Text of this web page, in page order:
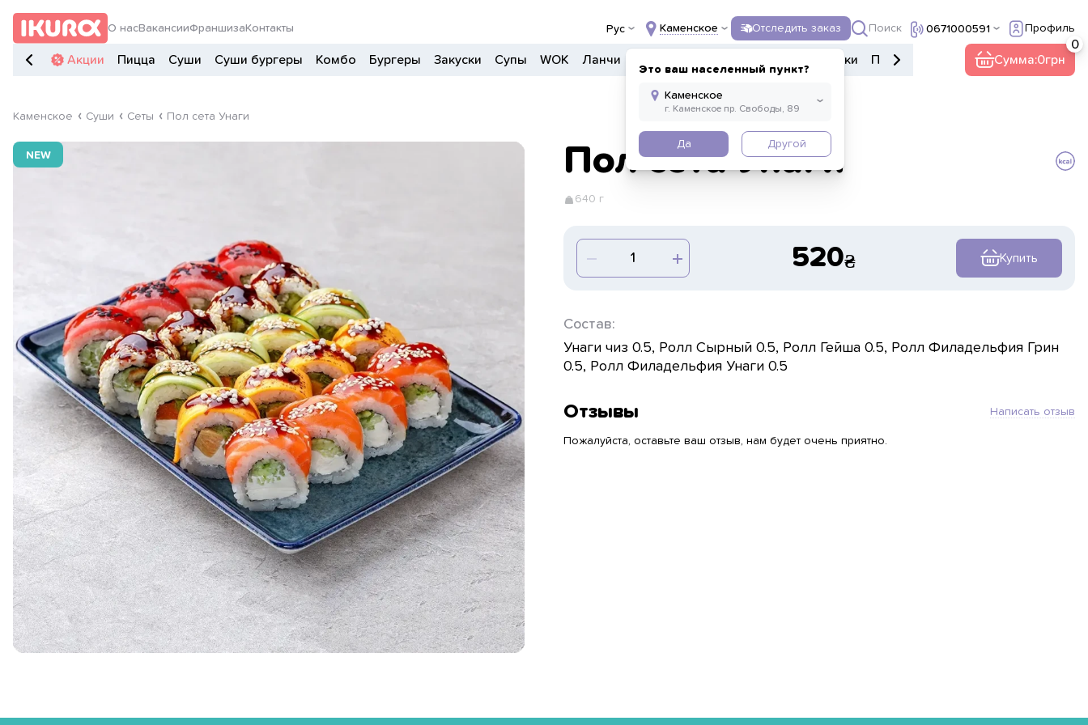
О насВакансииФраншиза Контакты Рус Каменское
Это ваш населенный пункт?
Да Другой
Отследить заказ Поиск 0671000591 Профиль
Акции Пицца Суши Суши бургеры Комбо Бургеры Закуски Супы WOK Ланчи Напитки Прочее Полуфабрикаты Food
Сумма:0
Каменское Суши Сеты Пол сета Унаги
NEW Пол сета Унаги
640 г
520 Купить
Состав:
Унаги чиз 0.5, Ролл Сырный 0.5, Ролл Гейша 0.5, Ролл Филадельфия Грин
0.5, Ролл Филадельфия Унаги 0.5
Отзывы Написать отзыв
Пожалуйста, оставьте ваш отзыв, нам будет очень приятно.